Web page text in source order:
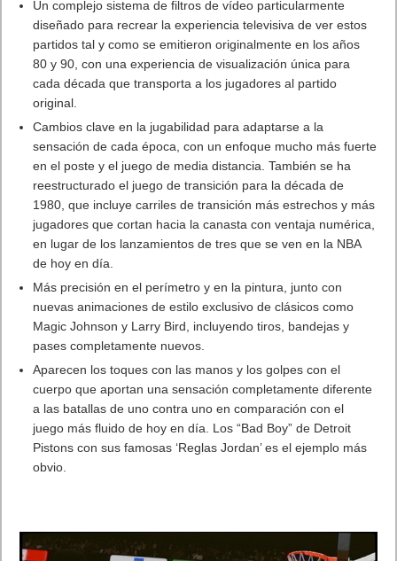
Un complejo sistema de filtros de vídeo particularmente
diseñado para recrear la experiencia televisiva de ver estos
partidos tal y como se emitieron originalmente en los años
80 y 90, con una experiencia de visualización única para
cada década que transporta a los jugadores al partido
original.
Cambios clave en la jugabilidad para adaptarse a la
sensación de cada época, con un enfoque mucho más fuerte
en el poste y el juego de media distancia. También se ha
reestructurado el juego de transición para la década de
1980, que incluye carriles de transición más estrechos y más
jugadores que cortan hacia la canasta con ventaja numérica,
en lugar de los lanzamientos de tres que se ven en la NBA
de hoy en día.
Más precisión en el perímetro y en la pintura, junto con
nuevas animaciones de estilo exclusivo de clásicos como
Magic Johnson y Larry Bird, incluyendo tiros, bandejas y
pases completamente nuevos.
Aparecen los toques con las manos y los golpes con el
cuerpo que aportan una sensación completamente diferente
a las batallas de uno contra uno en comparación con el
juego más fluido de hoy en día. Los “Bad Boy” de Detroit
Pistons con sus famosas ‘Reglas Jordan’ es el ejemplo más
obvio.